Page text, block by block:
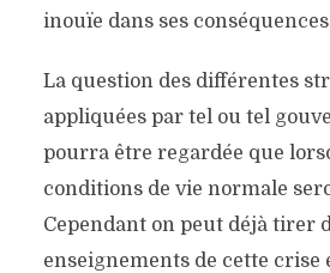
inouïe dans ses
La question des différentes
appliquées par tel ou tel
pourra être regardée que
conditions de vie normale
Cependant on peut déjà tirer
enseignements de cette crise